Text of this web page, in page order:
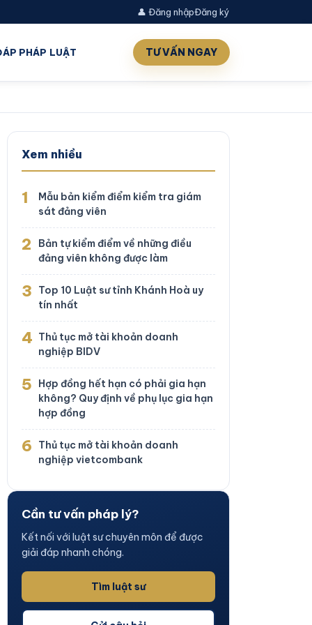
👤 Đăng nhậpĐăng ký
PHÁP LUẬT TƯ VẤN NGAY
Xem nhiều
1
Mẫu bản kiểm điểm kiểm tra giám
sát đảng viên
2
Bản tự kiểm điểm về những điều
đảng viên không được làm
3
Top 10 Luật sư tỉnh Khánh Hoà uy
tín nhất
4 Thủ tục mở tài khoản doanh
nghiệp BIDV
5
Hợp đồng hết hạn có phải gia hạn
không? Quy định về phụ lục gia hạn
hợp đồng
6
Thủ tục mở tài khoản doanh
nghiệp vietcombank
Cần tư vấn pháp lý?
Kết nối với luật sư chuyên môn để được
giải đáp nhanh chóng.
Tìm luật sư